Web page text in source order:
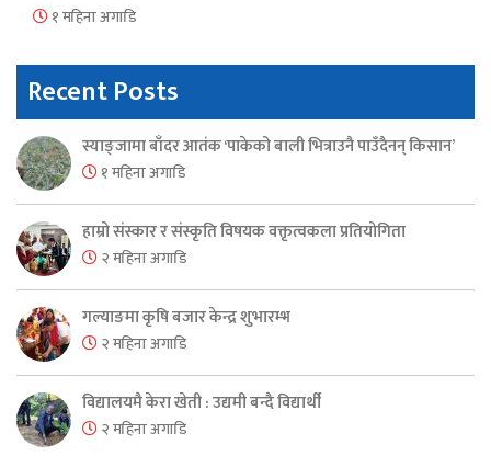
१ महिना अगाडि
Recent Posts
स्याङ्जामा बाँदर आतंक ‘पाकेको बाली भित्राउनै पाउँदैनन् किसान’
१ महिना अगाडि
हाम्रो संस्कार र संस्कृति विषयक वक्तृत्वकला प्रतियोगिता
२ महिना अगाडि
गल्याङमा कृषि बजार केन्द्र शुभारम्भ
२ महिना अगाडि
विद्यालयमै केरा खेती : उद्यमी बन्दै विद्यार्थी
२ महिना अगाडि